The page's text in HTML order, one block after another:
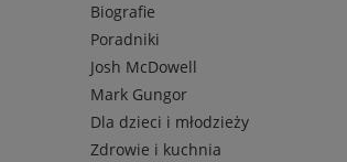
Biografie
Poradniki
Josh McDowell
Mark Gungor
Dla dzieci i młodzieży
Zdrowie i kuchnia